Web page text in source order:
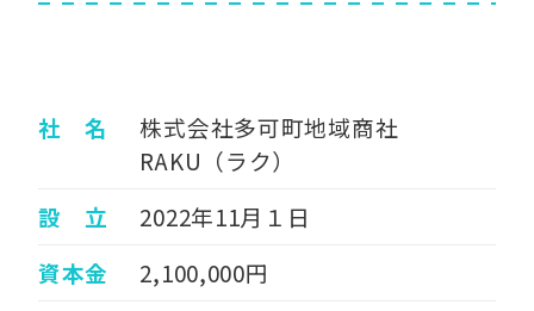
社 名
株式会社多可町地域商社
RAKU（ラク）
設 立
2022年11月１日
資本金
2,100,000円